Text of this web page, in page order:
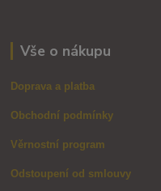
Vše o nákupu
Doprava a platba
Obchodní podmínky
Věrnostní program
Odstoupení od smlouvy